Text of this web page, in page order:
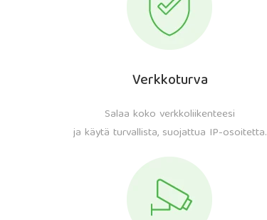
Verkkoturva
Salaa koko verkkoliikenteesi
ja käytä turvallista, suojattua IP-osoitetta.